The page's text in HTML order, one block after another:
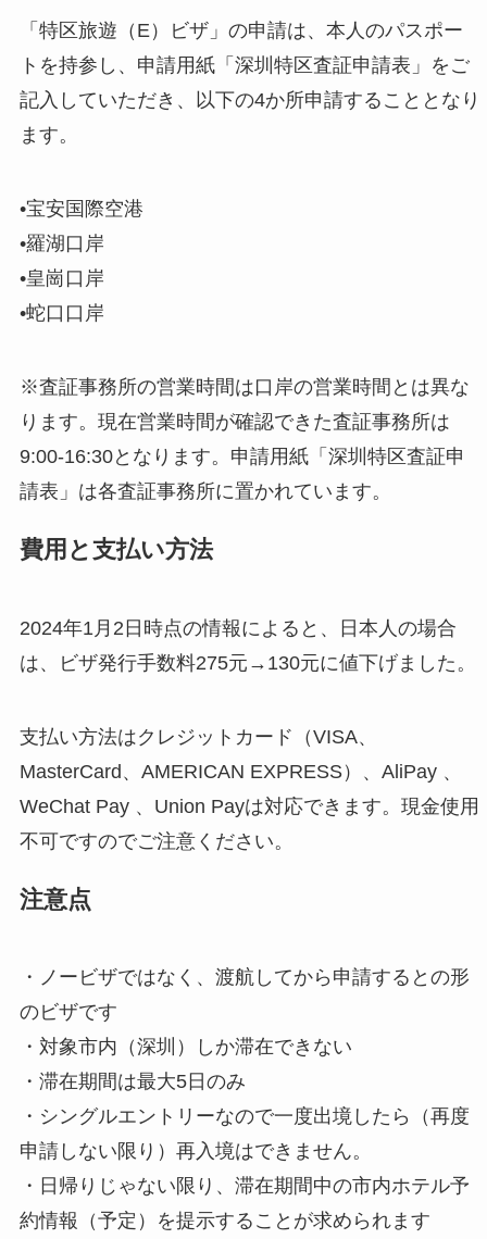
「特区旅遊（E）ビザ」の申請は、本人のパスポー
トを持参し、申請用紙「深圳特区査証申請表」をご
記入していただき、以下の4か所申請することとなり
ます。
•宝安国際空港
•羅湖口岸
•皇崗口岸
•蛇口口岸
※査証事務所の営業時間は口岸の営業時間とは異な
ります。現在営業時間が確認できた査証事務所は
9:00-16:30となります。申請用紙「深圳特区査証申
請表」は各査証事務所に置かれています。
費用と支払い方法
2024年1月2日時点の情報によると、日本人の場合
は、ビザ発行手数料275元→130元に値下げました。
支払い方法はクレジットカード（VISA、
MasterCard、AMERICAN EXPRESS）、AliPay 、
WeChat Pay 、Union Payは対応できます。現金使用
不可ですのでご注意ください。
注意点
・ノービザではなく、渡航してから申請するとの形
のビザです
・対象市内（深圳）しか滞在できない
・滞在期間は最大5日のみ
・シングルエントリーなので一度出境したら（再度
申請しない限り）再入境はできません。
・日帰りじゃない限り、滞在期間中の市内ホテル予
約情報（予定）を提示することが求められます